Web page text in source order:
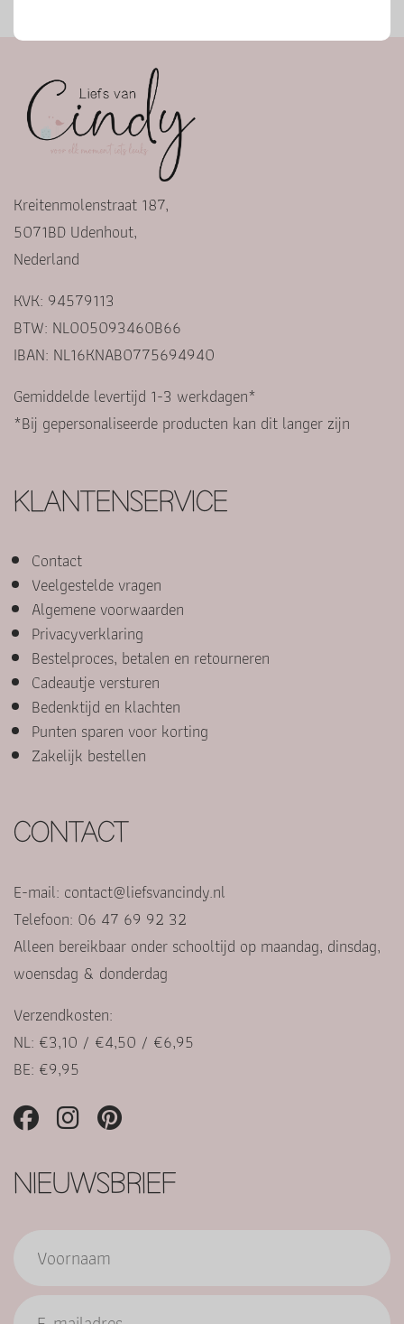
Kreitenmolenstraat 187,
5071BD Udenhout,
Nederland
KVK: 94579113
BTW: NL005093460B66
IBAN: NL16KNAB0775694940
Gemiddelde levertijd 1-3 werkdagen*
*Bij gepersonaliseerde producten kan dit langer zijn
KLANTENSERVICE
Contact
Veelgestelde vragen
Algemene voorwaarden
Privacyverklaring
Bestelproces, betalen en retourneren
Cadeautje versturen
Bedenktijd en klachten
Punten sparen voor korting
Zakelijk bestellen
CONTACT
E-mail: contact@liefsvancindy.nl
Telefoon: 06 47 69 92 32
Alleen bereikbaar onder schooltijd op maandag, dinsdag,
woensdag & donderdag
Verzendkosten:
NL: €3,10 / €4,50 / €6,95
BE: €9,95
NIEUWSBRIEF